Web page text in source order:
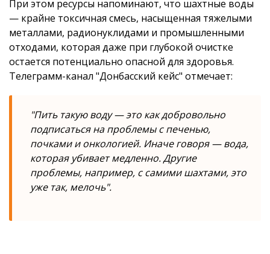
При этом ресурсы напоминают, что шахтные воды
— крайне токсичная смесь, насыщенная тяжелыми
металлами, радионуклидами и промышленными
отходами, которая даже при глубокой очистке
остается потенциально опасной для здоровья.
Телеграмм-канал "Донбасский кейс" отмечает:
"Пить такую воду — это как добровольно
подписаться на проблемы с печенью,
почками и онкологией. Иначе говоря — вода,
которая убивает медленно. Другие
проблемы, например, с самими шахтами, это
уже так, мелочь".